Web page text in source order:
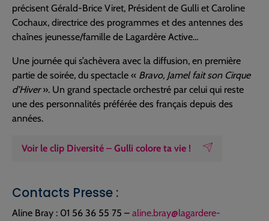
précisent Gérald-Brice Viret, Président de Gulli et Caroline
Cochaux, directrice des programmes et des antennes des
chaînes jeunesse/famille de Lagardère Active…
Une journée qui s’achèvera avec la diffusion, en première
partie de soirée, du spectacle « Bravo, Jamel fait son Cirque
d’Hiver». Un grand spectacle orchestré par celui qui reste
une des personnalités préférée des français depuis des
années.
Voir le clip Diversité – Gulli colore ta vie !
Contacts Presse :
Aline Bray : 01 56 36 55 75 – aline.bray@lagardere-